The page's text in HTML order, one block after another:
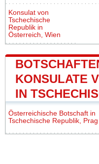
Konsulat von
Tschechische
Republik in
Österreich, Wien
KONSULATE
IN
Österreichische Botschaft in
Tschechische Republik, Prag